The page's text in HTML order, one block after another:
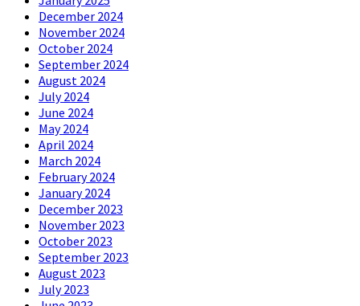
December 2024
November 2024
October 2024
September 2024
August 2024
July 2024
June 2024
May 2024
April 2024
March 2024
February 2024
January 2024
December 2023
November 2023
October 2023
September 2023
August 2023
July 2023